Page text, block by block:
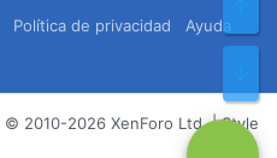
Política de privacidad
Ayuda
© 2010-2026 XenForo Ltd. |Style